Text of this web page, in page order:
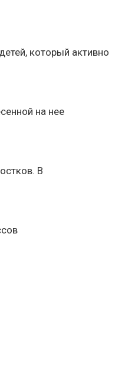
который активно
на нее
В